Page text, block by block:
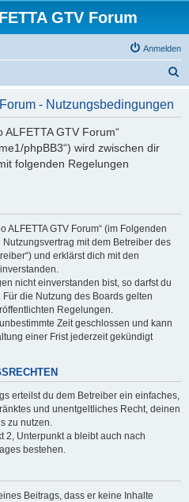
GTV Forum
Anmelden
- Nutzungsbedingungen
GTV Forum“
phpBB3“) wird zwischen dir
folgenden Regelungen
ALFETTA GTV Forum“ (im Folgenden
Nutzungsvertrag mit dem Betreiber des
und erklärst dich mit den
nicht einverstanden bist, so darfst du
die Nutzung des Boards gelten
Regelungen.
Zeit geschlossen und kann
einer Frist jederzeit gekündigt
erteilst du dem Betreiber ein einfaches,
und unentgeltliches Recht, deinen
zu nutzen.
2, Unterpunkt a bleibt auch nach
bestehen.
Beitrags, dass er keine Inhalte